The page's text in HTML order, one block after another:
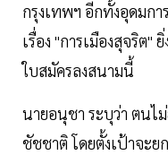
กรุงเทพฯ อีกทั้งอุดมก
เรื่อง "การเมืองสุจริต
ใบสมัครลงสนามนี้
นายอนุชา ระบุว่า ตน
ชัชชาติ โดยตั้งเป้าจะ